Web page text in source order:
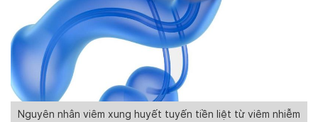
Nguyên nhân viêm xung huyết tuyến tiền liệt từ viêm nhiễm